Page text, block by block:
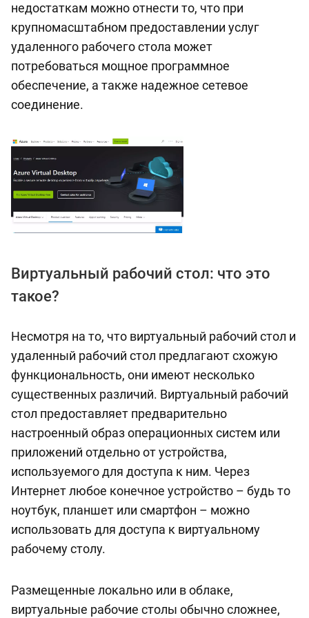
недостаткам можно отнести то, что при
крупномасштабном предоставлении услуг
удаленного рабочего стола может
потребоваться мощное программное
обеспечение, а также надежное сетевое
соединение.
Виртуальный рабочий стол: что это
такое?
Несмотря на то, что виртуальный рабочий стол и
удаленный рабочий стол предлагают схожую
функциональность, они имеют несколько
существенных различий. Виртуальный рабочий
стол предоставляет предварительно
настроенный образ операционных систем или
приложений отдельно от устройства,
используемого для доступа к ним. Через
Интернет любое конечное устройство – будь то
ноутбук, планшет или смартфон – можно
использовать для доступа к виртуальному
рабочему столу.
Размещенные локально или в облаке,
виртуальные рабочие столы обычно сложнее,